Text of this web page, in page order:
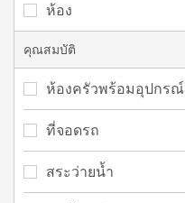
ห้อง
คุณสมบัติ
ห้องครัวพร้อมอุปกรณ์
ที่จอดรถ
สระว่ายน้ำ